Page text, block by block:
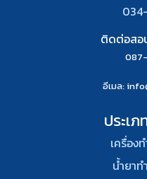
ติดต่อส
อีเมล:
ประเ
เครื่อง
น้ำยาท